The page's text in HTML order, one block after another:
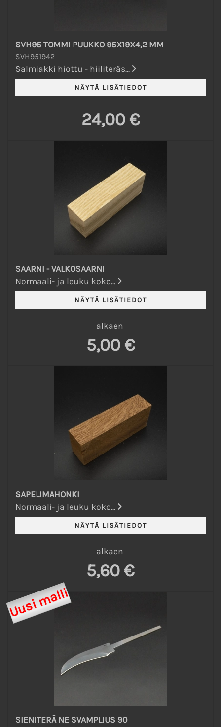
SVH95 TOMMI PUUKKO 95X19X4,2 MM
SVH951942
Salmiakki hiottu - hiiliteräs...
24,00 €
SAARNI - VALKOSAARNI
Normaali- ja leuku koko...
alkaen
5,00 €
SAPELIMAHONKI
Normaali- ja leuku koko...
alkaen
5,60 €
Uusi malli
SIENITERÄ NE SVAMPLIUS 90